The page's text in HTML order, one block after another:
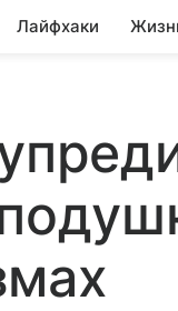
Лайфхаки